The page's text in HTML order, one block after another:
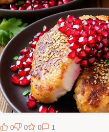
0 0 0 1